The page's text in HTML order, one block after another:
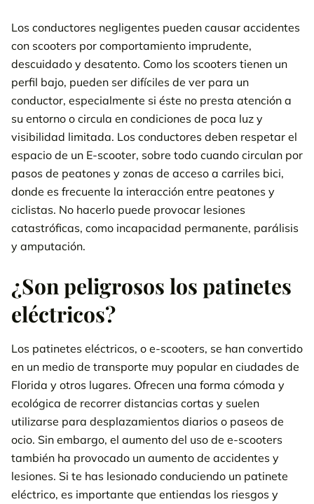
Los conductores negligentes pueden causar accidentes
con scooters por comportamiento imprudente,
descuidado y desatento. Como los scooters tienen un
perfil bajo, pueden ser difíciles de ver para un
conductor, especialmente si éste no presta atención a
su entorno o circula en condiciones de poca luz y
visibilidad limitada. Los conductores deben respetar el
espacio de un E-scooter, sobre todo cuando circulan por
pasos de peatones y zonas de acceso a carriles bici,
donde es frecuente la interacción entre peatones y
ciclistas. No hacerlo puede provocar lesiones
catastróficas, como incapacidad permanente, parálisis
y amputación.
¿Son peligrosos los patinetes
eléctricos?
Los patinetes eléctricos, o e-scooters, se han convertido
en un medio de transporte muy popular en ciudades de
Florida y otros lugares. Ofrecen una forma cómoda y
ecológica de recorrer distancias cortas y suelen
utilizarse para desplazamientos diarios o paseos de
ocio. Sin embargo, el aumento del uso de e-scooters
también ha provocado un aumento de accidentes y
lesiones. Si te has lesionado conduciendo un patinete
eléctrico, es importante que entiendas los riesgos y